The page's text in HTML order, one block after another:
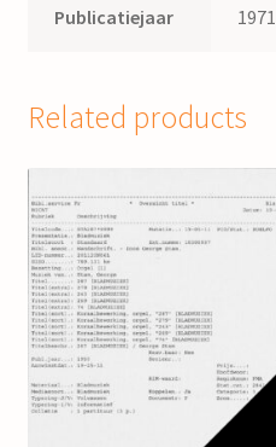
Publicatiejaar 1971
Related products